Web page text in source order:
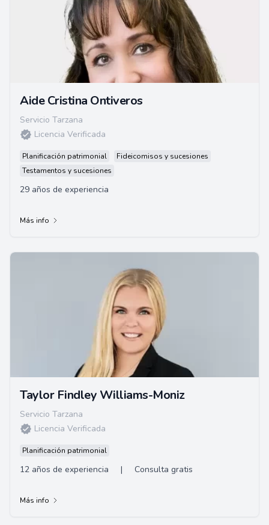
Aide Cristina Ontiveros
Servicio Tarzana
Licencia Verificada
Planificación patrimonial
Fideicomisos y sucesiones
Testamentos y sucesiones
29 años de experiencia
Más info
Taylor Findley Williams-Moniz
Servicio Tarzana
Licencia Verificada
Planificación patrimonial
12 años de experiencia | Consulta gratis
Más info